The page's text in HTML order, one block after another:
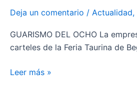
Deja un comentario / Actualidad,
GUARISMO DEL OCHO La
carteles de la Feria Taurina de
de
Begoña
2024
Leer más »